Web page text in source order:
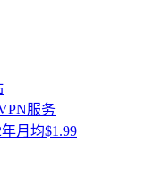
服务
月均$1.99